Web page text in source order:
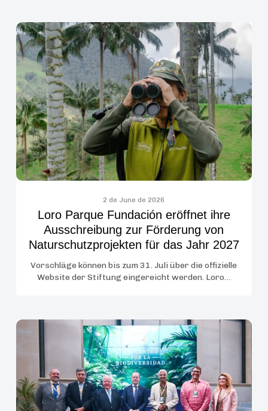
Loro
Parque
Fundación
eröffnet
ihre
Ausschreibung
zur
Förderung
von
Naturschutzprojekten
für
das
Jahr
2027
2 de June de 2026
Loro Parque Fundación eröffnet ihre
Ausschreibung zur Förderung von
Naturschutzprojekten für das Jahr 2027
Vorschläge können bis zum 31. Juli über die offizielle
Website der Stiftung eingereicht werden. Loro…
Loro
Parque
Fundación
bringt
in
Madrid